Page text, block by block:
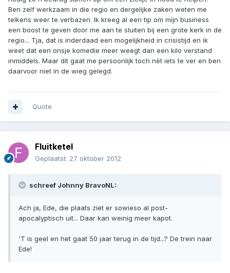
Ben zelf werkzaam in die regio en dergelijke zaken weten me
telkens weer te verbazen. Ik kreeg al een tip om mijn business
een boost te geven door me aan te sluiten bij een grote kerk in de
regio... Tja, dat is inderdaad een mogelijkheid in crisistijd en ik
weet dat een onsje komedie meer weegt dan een kilo verstand
inmiddels. Maar dit gaat me persoonlijk toch nèt iets te ver en ben
daarvoor niet in de wieg gelegd.
Quote
Fluitketel
Geplaatst: 27 oktober 2012
schreef Johnny BravoNL:
Ach ja, Ede, die plaats ziet er sowieso al post-
apocalyptisch uit... Daar kan weinig meer kapot.
'T is geel en het gaat 50 jaar terug in de tijd...? De trein naar
Ede!